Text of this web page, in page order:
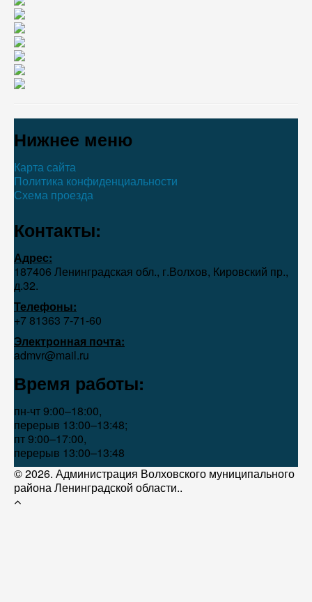
Нижнее меню
Карта сайта
Политика конфиденциальности
Схема проезда
Контакты:
Адрес:
187406 Ленинградская обл., г.Волхов, Кировский пр.,
д.32.
Телефоны:
+7 81363 7‑71-60
Электронная почта:
admvr@mail.ru
Время работы:
пн-чт 9:00–18:00,
перерыв 13:00–13:48;
пт 9:00–17:00,
перерыв 13:00–13:48
© 2026. Администрация Волховского муниципального
района Ленинградской области..